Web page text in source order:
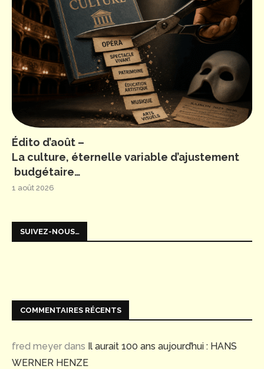
Édito d’août –
La culture, éternelle variable d’ajustement
budgétaire…
1 août 2026
SUIVEZ-NOUS…
COMMENTAIRES RÉCENTS
fred meyer dans Il aurait 100 ans aujourd’hui : HANS
WERNER HENZE